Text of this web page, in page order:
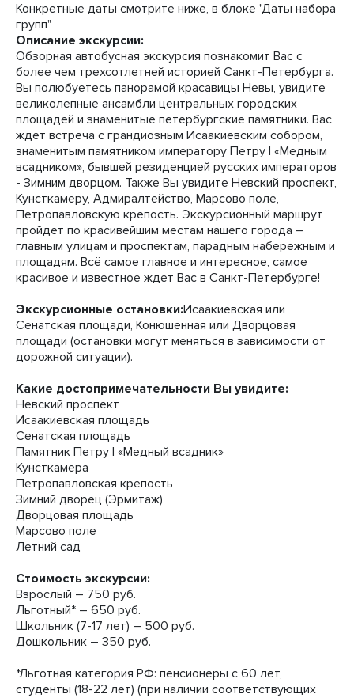
Конкретные даты смотрите ниже, в блоке "Даты набора
групп"
Описание экскурсии:
Обзорная автобусная экскурсия познакомит Вас с
более чем трехсотлетней историей Санкт-Петербурга.
Вы полюбуетесь панорамой красавицы Невы, увидите
великолепные ансамбли центральных городских
площадей и знаменитые петербургские памятники. Вас
ждет встреча с грандиозным Исаакиевским собором,
знаменитым памятником императору Петру I «Медным
всадником», бывшей резиденцией русских императоров
- Зимним дворцом. Также Вы увидите Невский проспект,
Кунсткамеру, Адмиралтейство, Марсово поле,
Петропавловскую крепость. Экскурсионный маршрут
пройдет по красивейшим местам нашего города –
главным улицам и проспектам, парадным набережным и
площадям. Всё самое главное и интересное, самое
красивое и известное ждет Вас в Санкт-Петербурге!
Экскурсионные остановки:Исаакиевская или
Сенатская площади, Конюшенная или Дворцовая
площади (остановки могут меняться в зависимости от
дорожной ситуации).
Какие достопримечательности Вы увидите:
Невский проспект
Исаакиевская площадь
Сенатская площадь
Памятник Петру I «Медный всадник»
Кунсткамера
Петропавловская крепость
Зимний дворец (Эрмитаж)
Дворцовая площадь
Марсово поле
Летний сад
Стоимость экскурсии:
Взрослый – 750 руб.
Льготный* – 650 руб.
Школьник (7-17 лет) – 500 руб.
Дошкольник – 350 руб.
*Льготная категория РФ: пенсионеры с 60 лет,
студенты (18-22 лет) (при наличии соответствующих